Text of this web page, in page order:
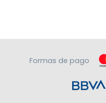
Formas de pago